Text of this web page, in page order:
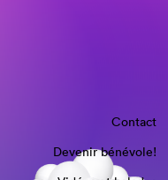
Contact
Devenir bénévole!